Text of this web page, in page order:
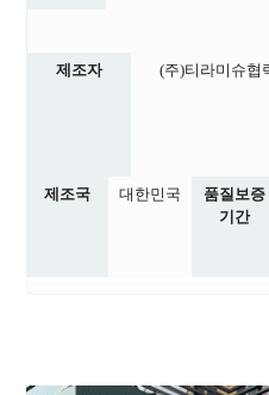
제조자 (주)티라미슈협
제조국
대한민국
품질보증
기간